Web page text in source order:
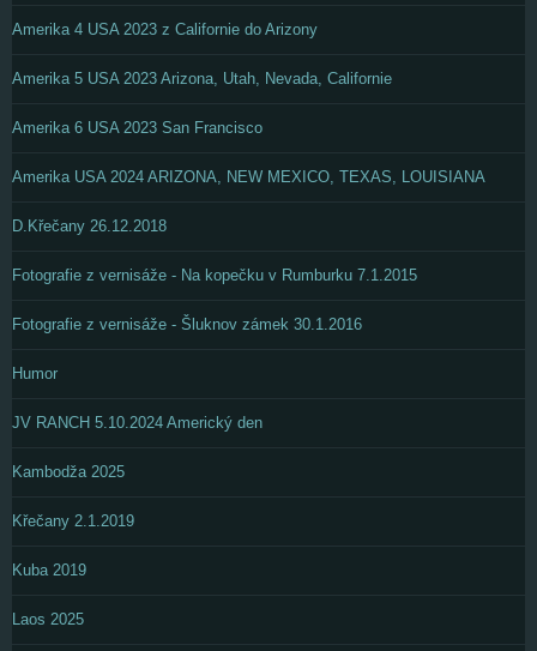
Amerika 4 USA 2023 z Californie do Arizony
Amerika 5 USA 2023 Arizona, Utah, Nevada, Californie
Amerika 6 USA 2023 San Francisco
Amerika USA 2024 ARIZONA, NEW MEXICO, TEXAS, LOUISIANA
D.Křečany 26.12.2018
Fotografie z vernisáže - Na kopečku v Rumburku 7.1.2015
Fotografie z vernisáže - Šluknov zámek 30.1.2016
Humor
JV RANCH 5.10.2024 Americký den
Kambodža 2025
Křečany 2.1.2019
Kuba 2019
Laos 2025